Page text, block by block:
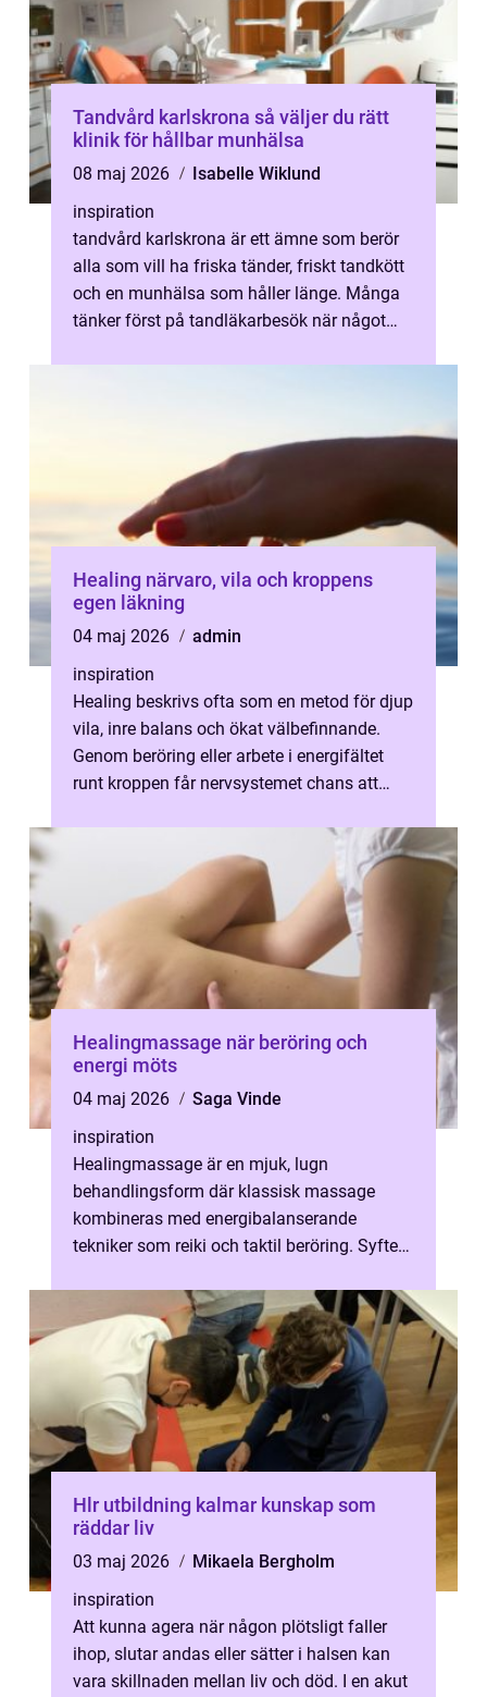
Tandvård karlskrona så väljer du rätt
klinik för hållbar munhälsa
08 maj 2026
Isabelle Wiklund
inspiration
tandvård karlskrona är ett ämne som berör
alla som vill ha friska tänder, friskt tandkött
och en munhälsa som håller länge. Många
tänker först på tandläkarbesök när något
Healing närvaro, vila och kroppens
egen läkning
04 maj 2026
admin
inspiration
Healing beskrivs ofta som en metod för djup
vila, inre balans och ökat välbefinnande.
Genom beröring eller arbete i energifältet
runt kroppen får nervsystemet chans att
Healingmassage när beröring och
energi möts
04 maj 2026
Saga Vinde
inspiration
Healingmassage är en mjuk, lugn
behandlingsform där klassisk massage
kombineras med energibalanserande
tekniker som reiki och taktil beröring. Syftet
Hlr utbildning kalmar kunskap som
räddar liv
03 maj 2026
Mikaela Bergholm
inspiration
Att kunna agera när någon plötsligt faller
ihop, slutar andas eller sätter i halsen kan
vara skillnaden mellan liv och död. I en akut